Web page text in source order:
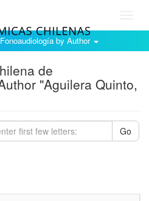
by Author
de
"Aguilera Quinto,
Go